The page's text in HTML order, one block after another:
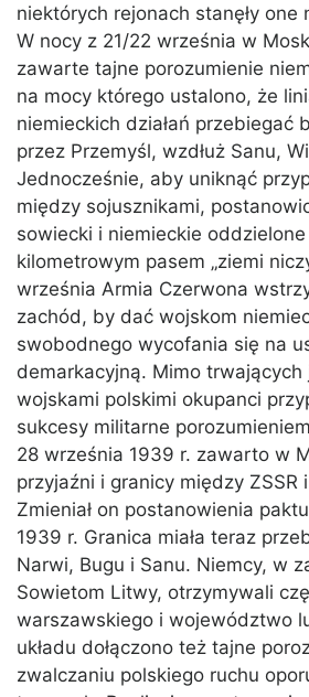
niektórych rejonach stanęły one
W nocy z 21/22 września w
zawarte tajne porozumienie
na mocy którego ustalono, że
niemieckich działań przebiegać
przez Przemyśl, wzdłuż Sanu,
Jednocześnie, aby uniknąć
między sojusznikami,
sowiecki i niemieckie
kilometrowym pasem „ziemi
września Armia Czerwona
zachód, by dać wojskom
swobodnego wycofania się na
demarkacyjną. Mimo
wojskami polskimi okupanci
sukcesy militarne
28 września 1939 r. zawarto w
przyjaźni i granicy między ZSSR
Zmieniał on postanowienia
1939 r. Granica miała teraz
Narwi, Bugu i Sanu. Niemcy, w
Sowietom Litwy, otrzymywali
warszawskiego i województwo
układu dołączono też tajne
zwalczaniu polskiego ruchu